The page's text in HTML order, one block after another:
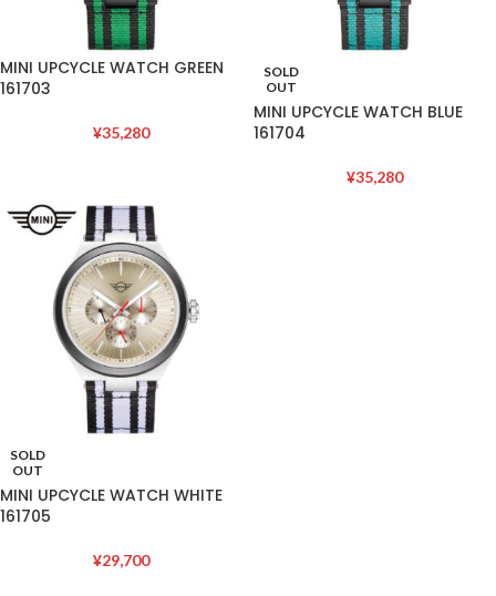
MINI UPCYCLE WATCH GREEN
161703
¥35,280
SOLD
OUT
MINI UPCYCLE WATCH BLUE
161704
¥35,280
SOLD
OUT
MINI UPCYCLE WATCH WHITE
161705
¥29,700